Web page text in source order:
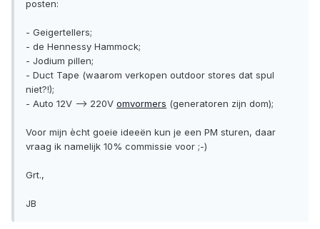
posten:
- Geigertellers;
- de Hennessy Hammock;
- Jodium pillen;
- Duct Tape (waarom verkopen outdoor stores dat spul
niet?!);
- Auto 12V --> 220V omvormers (generatoren zijn dom);
Voor mijn ècht goeie ideeën kun je een PM sturen, daar
vraag ik namelijk 10% commissie voor ;-)
Grt.,
JB